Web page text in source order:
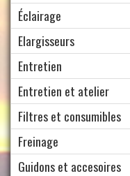
Éclairage
Elargisseurs
Entretien
Entretien et atelier
Filtres et consumibles
Freinage
Guidons et accesoires